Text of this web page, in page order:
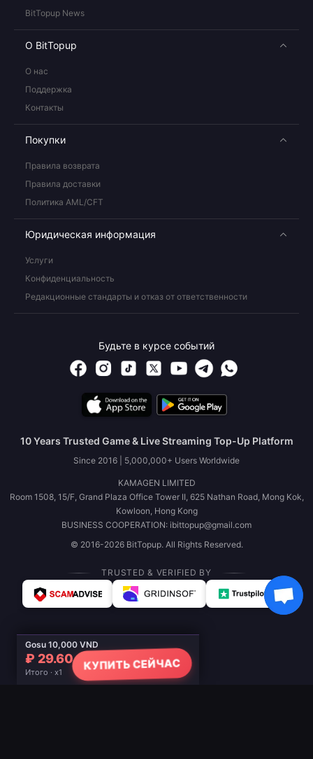
Gosu 10,000 VND
₽ 29.60
Итого · x1 КУПИТЬ СЕЙЧАС
BitTopup News
О BitTopup
О нас
Поддержка
Контакты
Покупки
Правила возврата
Правила доставки
Политика AML/CFT
Юридическая информация
Услуги
Конфиденциальность
Редакционные стандарты и отказ от ответственности
Будьте в курсе событий
10 Years Trusted Game & Live Streaming Top-Up Platform
Since 2016 | 5,000,000+ Users Worldwide
KAMAGEN LIMITED
Room 1508, 15/F, Grand Plaza Office Tower II, 625 Nathan Road, Mong Kok,
Kowloon, Hong Kong
BUSINESS COOPERATION: ibittopup@gmail.com
© 2016-2026 BitTopup. All Rights Reserved.
TRUSTED & VERIFIED BY